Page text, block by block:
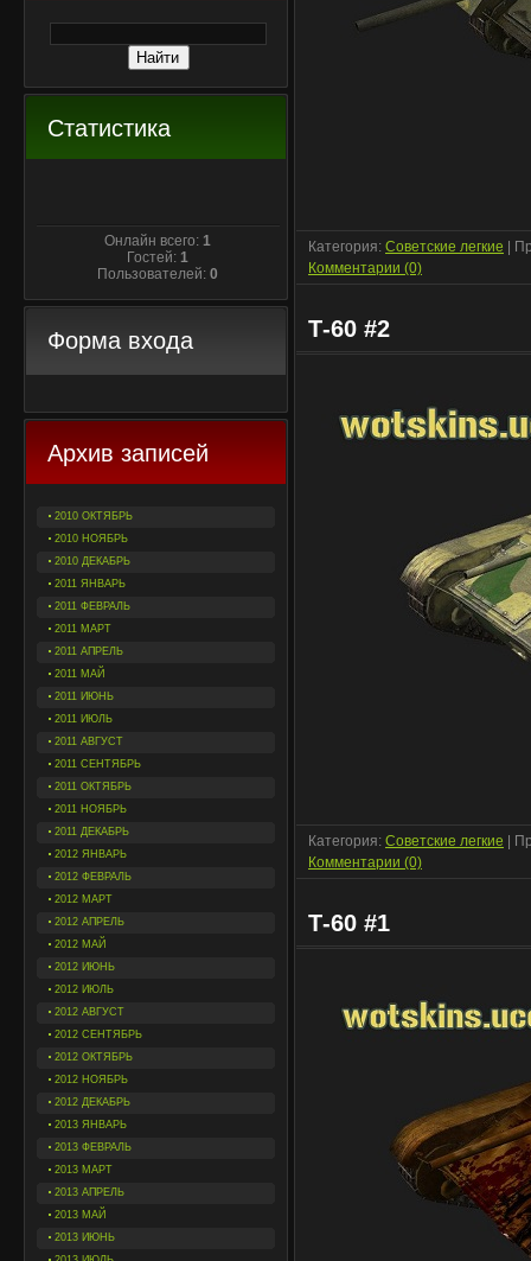
Статистика
Онлайн всего:1
Гостей:1
Пользователей:0
Форма входа
Архив записей
2010 ОКТЯБРЬ
2010 НОЯБРЬ
2010 ДЕКАБРЬ
2011 ЯНВАРЬ
2011 ФЕВРАЛЬ
2011 МАРТ
2011 АПРЕЛЬ
2011 МАЙ
2011 ИЮНЬ
2011 ИЮЛЬ
2011 АВГУСТ
2011 СЕНТЯБРЬ
2011 ОКТЯБРЬ
2011 НОЯБРЬ
2011 ДЕКАБРЬ
2012 ЯНВАРЬ
2012 ФЕВРАЛЬ
2012 МАРТ
2012 АПРЕЛЬ
2012 МАЙ
2012 ИЮНЬ
2012 ИЮЛЬ
2012 АВГУСТ
2012 СЕНТЯБРЬ
2012 ОКТЯБРЬ
2012 НОЯБРЬ
2012 ДЕКАБРЬ
2013 ЯНВАРЬ
2013 ФЕВРАЛЬ
2013 МАРТ
2013 АПРЕЛЬ
2013 МАЙ
2013 ИЮНЬ
Категория: Советские легкие |
Комментарии (0)
Т-60 #2
Категория: Советские легкие |
Комментарии (0)
Т-60 #1